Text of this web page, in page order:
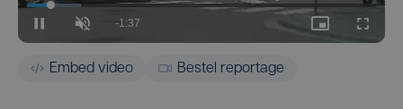
Embed video Bestel reportage